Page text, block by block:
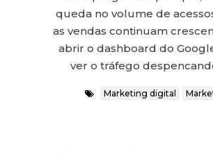
queda no volume de
as vendas continuam
abrir o dashboard do
ver o tráfego
Marketing digital